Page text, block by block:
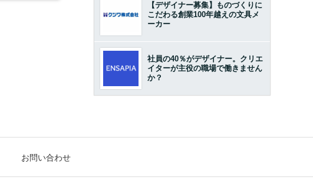
【デザイナー募集】ものづくりに
こだわる創業100年越えの文具メ
ーカー
社員の40％がデザイナー。クリエ
イターが主役の職場で働きません
か？
お問い合わせ